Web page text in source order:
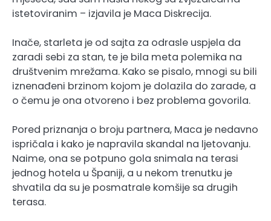
istetoviranim – izjavila je Maca Diskrecija.
Inače, starleta je od sajta za odrasle uspjela da
zaradi sebi za stan, te je bila meta polemika na
društvenim mrežama. Kako se pisalo, mnogi su bili
iznenađeni brzinom kojom je dolazila do zarade, a
o čemu je ona otvoreno i bez problema govorila.
Pored priznanja o broju partnera, Maca je nedavno
ispričala i kako je napravila skandal na ljetovanju.
Naime, ona se potpuno gola snimala na terasi
jednog hotela u Španiji, a u nekom trenutku je
shvatila da su je posmatrale komšije sa drugih
terasa.